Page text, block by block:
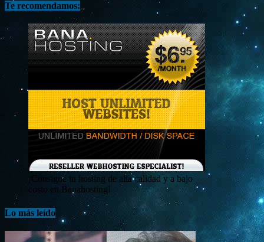
Te recomendamos:
¡Consigue tu hosting de alta calidad y a bajo
costo en Banahosting!
Lo más leído